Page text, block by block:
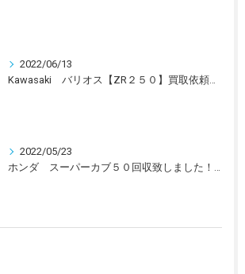
2022/06/13
Kawasaki バリオス【ZR２５０】買取依頼を受けました。
2022/05/23
ホンダ スーパーカブ５０回収致しました！！